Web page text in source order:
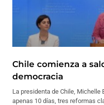
Chile comienza a
democracia
La presidenta de Chile, Michelle
apenas 10 días, tres reformas